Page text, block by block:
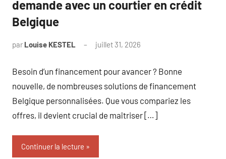
demande avec un courtier en crédit
Belgique
par Louise KESTEL juillet 31, 2026
Besoin d’un financement pour avancer ? Bonne
nouvelle, de nombreuses solutions de financement
Belgique personnalisées. Que vous compariez les
offres, il devient crucial de maîtriser […]
Continuer la lecture